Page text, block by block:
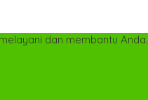
dan membantu Anda.